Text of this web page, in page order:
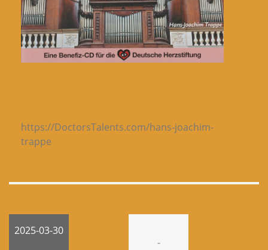
https://DoctorsTalents.com/hans-joachim-
trappe
2025-03-30
-